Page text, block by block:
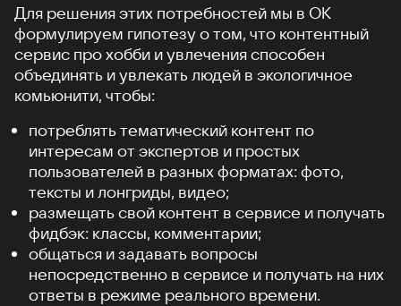
Для решения этих потребностей мы в ОК
формулируем гипотезу о том, что контентный
сервис про хобби и увлечения способен
объединять и увлекать людей в экологичное
комьюнити, чтобы:
потреблять тематический контент по
интересам от экспертов и простых
пользователей в разных форматах: фото,
тексты и лонгриды, видео;
размещать свой контент в сервисе и получать
фидбэк: классы, комментарии;
общаться и задавать вопросы
непосредственно в сервисе и получать на них
ответы в режиме реального времени.